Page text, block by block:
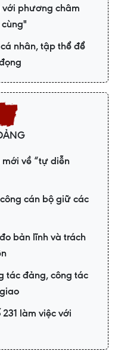
với phương châm
nhân, tập thể để
về “tự diễn
cán bộ giữ các
bản lĩnh và trách
tác đảng, công tác
làm việc với